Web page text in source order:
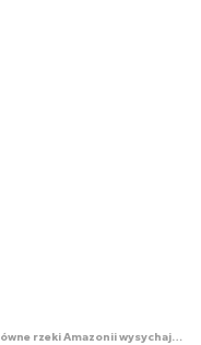
Główne rzeki Amazonii wysychają. Tak źle nie było nigdy